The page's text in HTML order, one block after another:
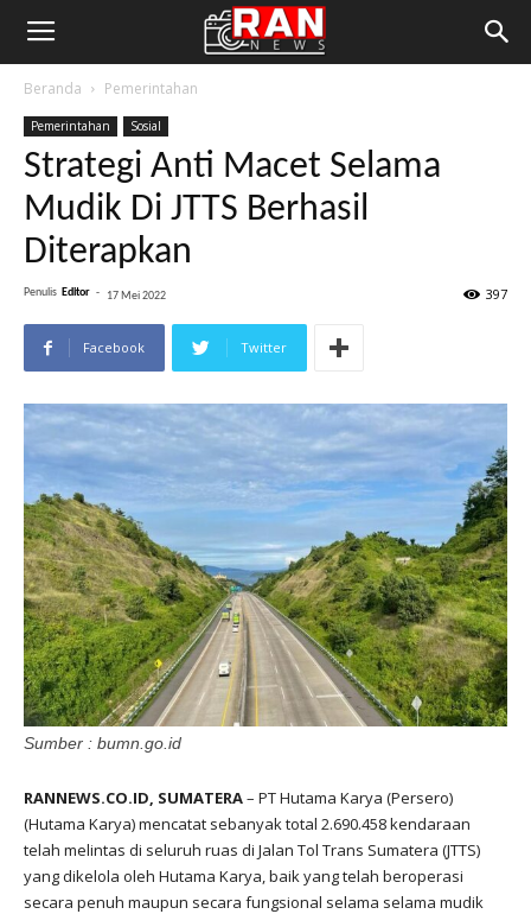
Beranda Pemerintahan
Pemerintahan Sosial
Strategi Anti Macet Selama
Mudik Di JTTS Berhasil
Diterapkan
Penulis Editor - 17 Mei 2022 397
Facebook Twitter
Sumber : bumn.go.id
RANNEWS.CO.ID, SUMATERA– PT Hutama Karya (Persero)
(Hutama Karya) mencatat sebanyak total 2.690.458 kendaraan
telah melintas di seluruh ruas di Jalan Tol Trans Sumatera (JTTS)
yang dikelola oleh Hutama Karya, baik yang telah beroperasi
secara penuh maupun secara fungsional selama selama mudik